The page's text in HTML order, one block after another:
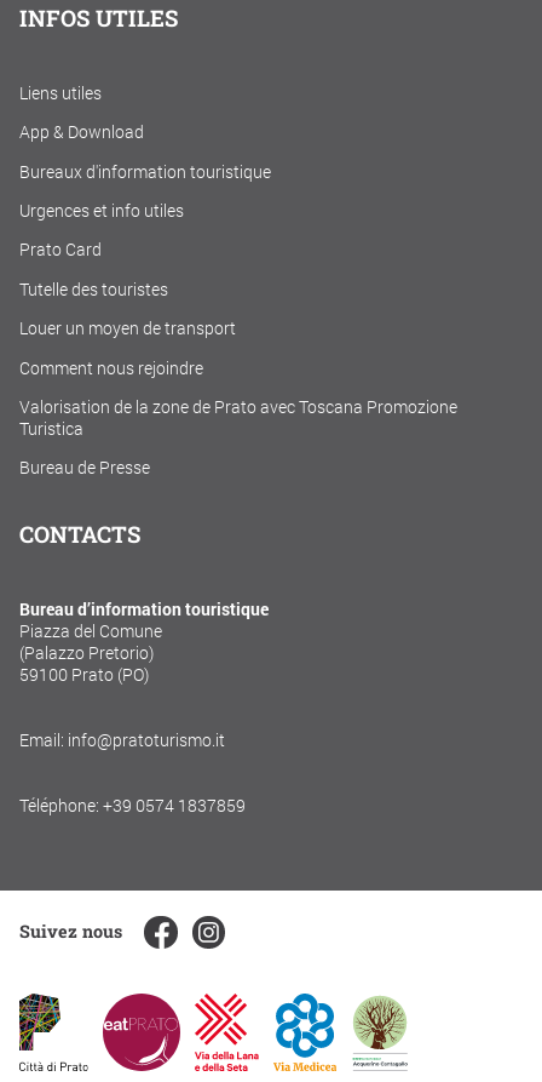
INFOS UTILES
Liens utiles
App & Download
Bureaux d'information touristique
Urgences et info utiles
Prato Card
Tutelle des touristes
Louer un moyen de transport
Comment nous rejoindre
Valorisation de la zone de Prato avec Toscana Promozione
Turistica
Bureau de Presse
CONTACTS
Bureau d’information touristique
Piazza del Comune
(Palazzo Pretorio)
59100 Prato (PO)
Email: info@pratoturismo.it
Téléphone: +39 0574 1837859
Suivez nous